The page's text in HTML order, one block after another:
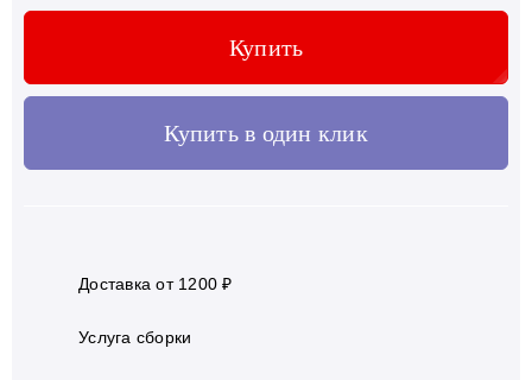
Купить
Купить в один клик
Доставка от 1200 ₽
Услуга сборки